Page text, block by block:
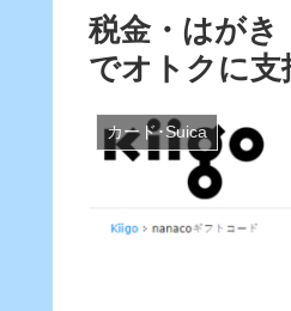
税金・はがき
でオトクに支
カード･Suica